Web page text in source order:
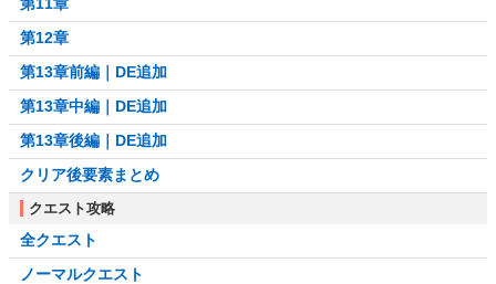
第12章
第13章前編｜DE追加
第13章中編｜DE追加
第13章後編｜DE追加
クリア後要素まとめ
クエスト攻略
全クエスト
ノーマルクエスト